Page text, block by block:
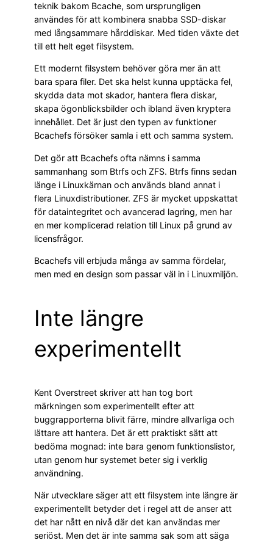
teknik bakom Bcache, som ursprungligen
användes för att kombinera snabba SSD-diskar
med långsammare hårddiskar. Med tiden växte det
till ett helt eget filsystem.
Ett modernt filsystem behöver göra mer än att
bara spara filer. Det ska helst kunna upptäcka fel,
skydda data mot skador, hantera flera diskar,
skapa ögonblicksbilder och ibland även kryptera
innehållet. Det är just den typen av funktioner
Bcachefs försöker samla i ett och samma system.
Det gör att Bcachefs ofta nämns i samma
sammanhang som Btrfs och ZFS. Btrfs finns sedan
länge i Linuxkärnan och används bland annat i
flera Linuxdistributioner. ZFS är mycket uppskattat
för dataintegritet och avancerad lagring, men har
en mer komplicerad relation till Linux på grund av
licensfrågor.
Bcachefs vill erbjuda många av samma fördelar,
men med en design som passar väl in i Linuxmiljön.
Inte längre
experimentellt
Kent Overstreet skriver att han tog bort
märkningen som experimentellt efter att
buggrapporterna blivit färre, mindre allvarliga och
lättare att hantera. Det är ett praktiskt sätt att
bedöma mognad: inte bara genom funktionslistor,
utan genom hur systemet beter sig i verklig
användning.
När utvecklare säger att ett filsystem inte längre är
experimentellt betyder det i regel att de anser att
det har nått en nivå där det kan användas mer
seriöst. Men det är inte samma sak som att säga